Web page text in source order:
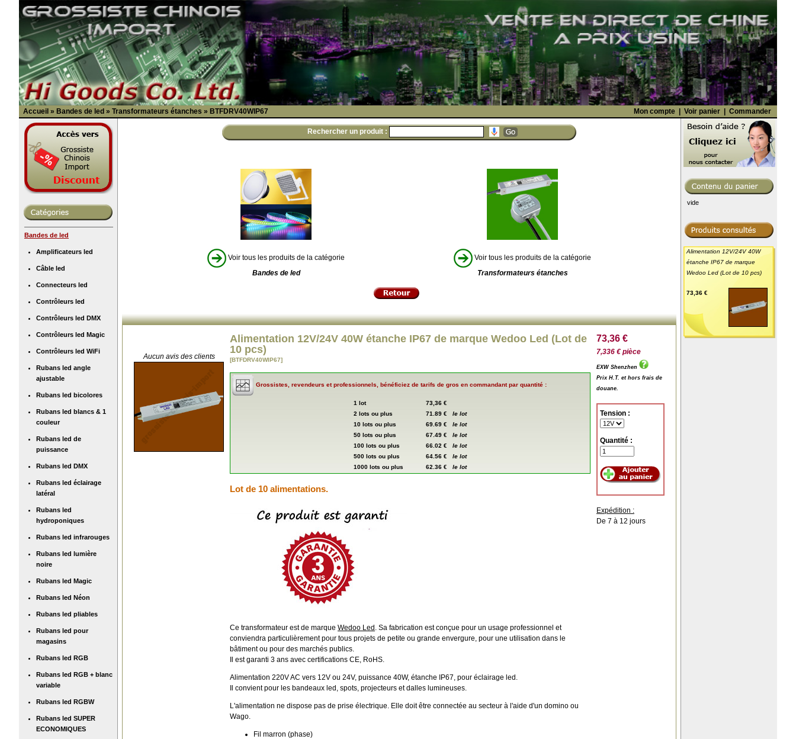
Accueil » Bandes de led » Transformateurs étanches » BTFDRV40WIP67 Mon compte | Voir panier | Commander
Bandes de led
Amplificateurs led
Câble led
Connecteurs led
Contrôleurs led
Contrôleurs led DMX
Contrôleurs led Magic
Contrôleurs led WiFi
Rubans led angle
ajustable
Rubans led bicolores
Rubans led blancs & 1
couleur
Rubans led de
puissance
Rubans led DMX
Rubans led éclairage
latéral
Rubans led
hydroponiques
Rubans led infrarouges
Rubans led lumière
noire
Rubans led Magic
Rubans led Néon
Rubans led pliables
Rubans led pour
magasins
Rubans led RGB
Rubans led RGB + blanc
variable
Rubans led RGBW
Rubans led SUPER
ECONOMIQUES
Rechercher un produit :
Voir tous les produits de la catégorie
Bandes de led
Voir tous les produits de la catégorie
Transformateurs étanches
Aucun avis des clients
Alimentation 12V/24V 40W étanche IP67 de marque Wedoo Led (Lot de
10 pcs)
[BTFDRV40WIP67]
Grossistes, revendeurs et professionnels, bénéficiez de tarifs de gros en commandant par quantité :
1 lot
73,36 €
2 lots ou plus
71.89 € le lot
10 lots ou plus
69.69 € le lot
50 lots ou plus
67.49 € le lot
100 lots ou plus
66.02 € le lot
500 lots ou plus
64.56 € le lot
1000 lots ou plus
62.36 € le lot
Lot de 10 alimentations.
Ce transformateur est de marque Wedoo Led. Sa fabrication est conçue pour un usage professionnel et
conviendra particulièrement pour tous projets de petite ou grande envergure, pour une utilisation dans le
bâtiment ou pour des marchés publics.
Il est garanti 3 ans avec certifications CE, RoHS.
Alimentation 220V AC vers 12V ou 24V, puissance 40W, étanche IP67, pour éclairage led.
Il convient pour les bandeaux led, spots, projecteurs et dalles lumineuses.
L'alimentation ne dispose pas de prise électrique. Elle doit être connectée au secteur à l'aide d'un domino ou
Wago.
Fil marron (phase)
73,36 €
7,336 € pièce
EXW Shenzhen
Prix H.T. et hors frais de
douane.
Tension :
Quantité :
Expédition :
De 7 à 12 jours
vide
Alimentation 12V/24V 40W
étanche IP67 de marque
Wedoo Led (Lot de 10 pcs)
73,36 €